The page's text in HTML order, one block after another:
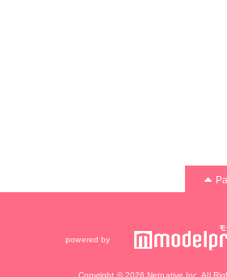
powered by
Copyright © 2026 Netnative Inc. All